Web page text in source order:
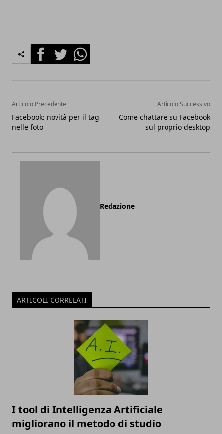
FacebookTwitterWhatsapp
Articolo Precedente
Facebook: novità per il tag
nelle foto
Articolo Successivo
Come chattare su Facebook
sul proprio desktop
Redazione
ARTICOLI CORRELATI
I tool di Intelligenza Artificiale
migliorano il metodo di studio